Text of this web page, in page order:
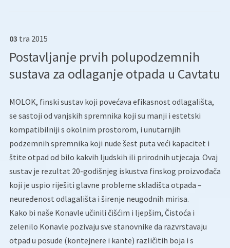
03 tra 2015
Postavljanje prvih polupodzemnih
sustava za odlaganje otpada u Cavtatu
MOLOK, finski sustav koji povećava efikasnost odlagališta,
se sastoji od vanjskih spremnika koji su manji i estetski
kompatibilniji s okolnim prostorom, i unutarnjih
podzemnih spremnika koji nude šest puta veći kapacitet i
štite otpad od bilo kakvih ljudskih ili prirodnih utjecaja. Ovaj
sustav je rezultat 20-godišnjeg iskustva finskog proizvođača
koji je uspio riješiti glavne probleme skladišta otpada –
neuređenost odlagališta i širenje neugodnih mirisa.
Kako bi naše Konavle učinili čišćim i ljepšim, Čistoća i
zelenilo Konavle pozivaju sve stanovnike da razvrstavaju
otpad u posude (kontejnere i kante) različitih boja i s